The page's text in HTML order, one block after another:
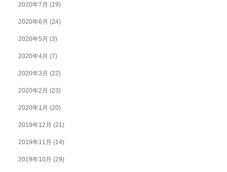
2020年7月 (19)
2020年6月 (24)
2020年5月 (3)
2020年4月 (7)
2020年3月 (22)
2020年2月 (23)
2020年1月 (20)
2019年12月 (21)
2019年11月 (14)
2019年10月 (29)